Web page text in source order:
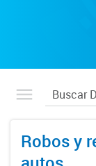
Robos y